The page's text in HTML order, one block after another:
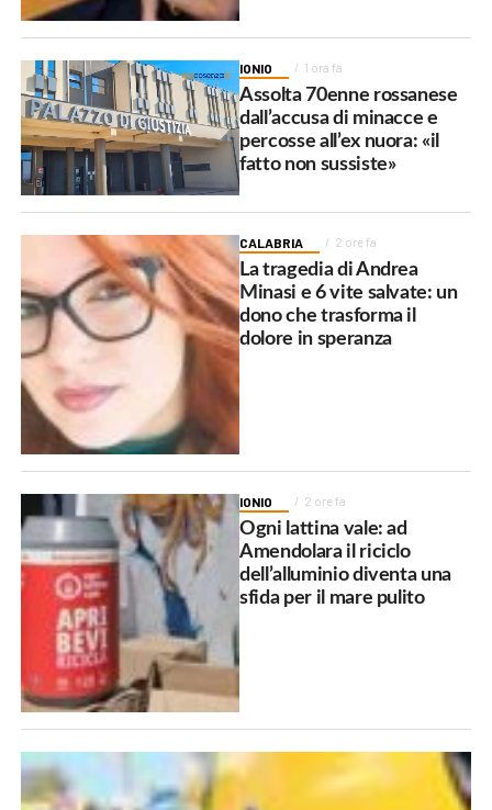
IONIO 1 ora fa
Assolta 70enne rossanese
dall’accusa di minacce e
percosse all’ex nuora: «il
fatto non sussiste»
CALABRIA 2 ore fa
La tragedia di Andrea
Minasi e 6 vite salvate: un
dono che trasforma il
dolore in speranza
IONIO 2 ore fa
Ogni lattina vale: ad
Amendolara il riciclo
dell’alluminio diventa una
sfida per il mare pulito